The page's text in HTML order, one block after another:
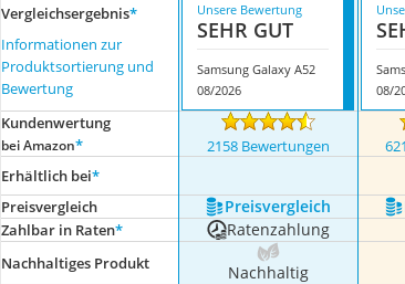
Vergleichsergebnis*
Informationen zur
Produktsortierung und
Bewertung
Unsere Bewertung
SEHR GUT
Samsung Galaxy A52
08/2026
08/
Kundenwertung
bei Amazon* 2158 Bewertungen
Erhältlich bei*
Preis­vergleich
Preis­vergleich
Zahlbar in Raten* Ratenzahlung
Nachhaltiges Produkt Nachhaltig